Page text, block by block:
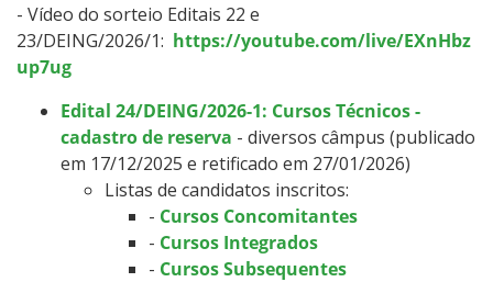
- Vídeo do sorteio Editais 22 e
23/DEING/2026/1: https://youtube.com/live/EXnHbz
up7ug
Edital 24/DEING/2026-1: Cursos Técnicos -
cadastro de reserva - diversos câmpus (publicado
em 17/12/2025 e retificado em 27/01/2026)
Listas de candidatos inscritos:
- Cursos Concomitantes
- Cursos Integrados
- Cursos Subsequentes